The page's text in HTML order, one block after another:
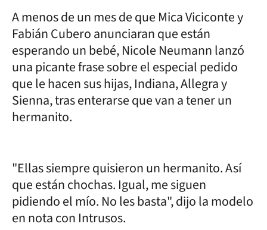
A menos de un mes de que Mica Viciconte y
Fabián Cubero anunciaran que están
esperando un bebé, Nicole Neumann lanzó
una picante frase sobre el especial pedido
que le hacen sus hijas, Indiana, Allegra y
Sienna, tras enterarse que van a tener un
hermanito.
"Ellas siempre quisieron un hermanito. Así
que están chochas. Igual, me siguen
pidiendo el mío. No les basta", dijo la modelo
en nota con Intrusos.